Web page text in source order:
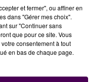
dans le
et fermer", ou affiner en
dans "Gérer mes choix".
sur "Continuer sans
que pour ce site. Vous
consentement à tout
en bas de chaque page.